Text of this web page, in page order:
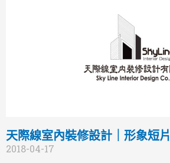
天際線室內裝修設計｜形象短片
2018-04-17